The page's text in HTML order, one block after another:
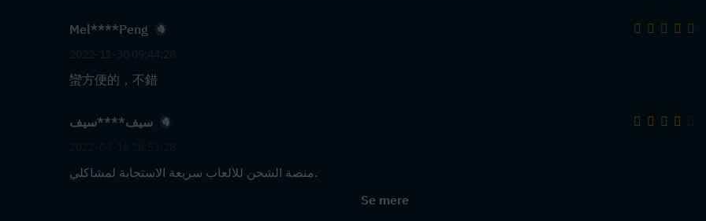
Mel****Peng
蠻方便的，不錯
سيف****سيف
منصة الشحن للألعاب سريعة الاستجابة لمشاكلي.
Se mere